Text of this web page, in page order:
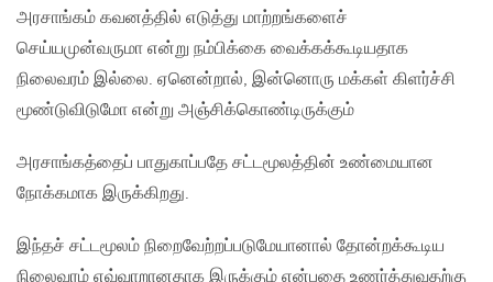
அரசாங்கம் கவனத்தில் எடுத்து மாற்றங்களைச்
செய்யமுன்வருமா என்று நம்பிக்கை வைக்கக்கூடியதாக
நிலைவரம் இல்லை. ஏனென்றால், இன்னொரு மக்கள் கிளர்ச்சி
மூண்டுவிடுமோ என்று அஞ்சிக்கொண்டிருக்கும்
அரசாங்கத்தைப் பாதுகாப்பதே சட்டமூலத்தின் உண்மையான
நோக்கமாக இருக்கிறது.
இந்தச் சட்டமூலம் நிறைவேற்றப்படுமேயானால் தோன்றக்கூடிய
நிலைவரம் எவ்வாறானதாக இருக்கும் என்பதை உணர்த்துவதற்கு